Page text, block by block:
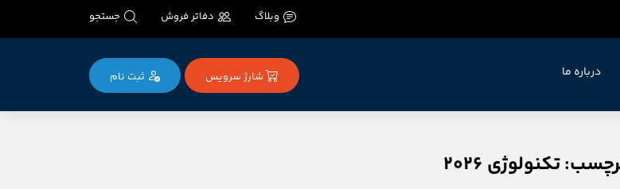
وبلاگ دفاتر فروش جستجو
درباره ما شارژ سرویس ثبت‌ نام
تکنولوژی 2026